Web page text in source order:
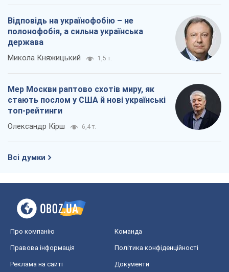
Відповідь на українофобію – не
полонофобія, а сильна українська
держава
Микола Княжицький 1,5 т.
Мер Москви раптово схотів миру, як
стають послом у США й нові українські
топ-рейтинги
Олександр Кірш 6,4 т.
Всі думки
Про компанію Команда
Правова інформація Політика конфіденційності
Реклама на сайті Документи